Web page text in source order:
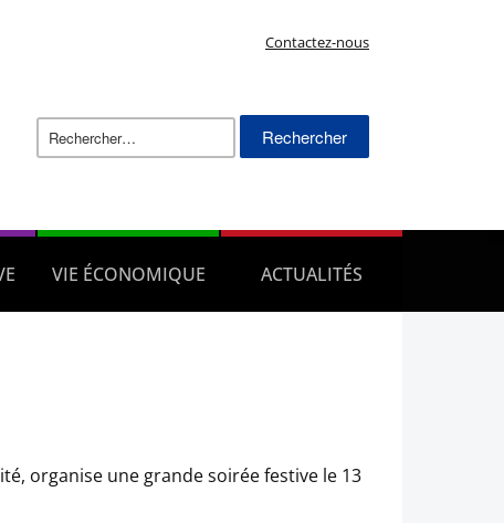
Contactez-nous
Rechercher :
VIE ÉCONOMIQUE ACTUALITÉS
organise une grande soirée festive le 13